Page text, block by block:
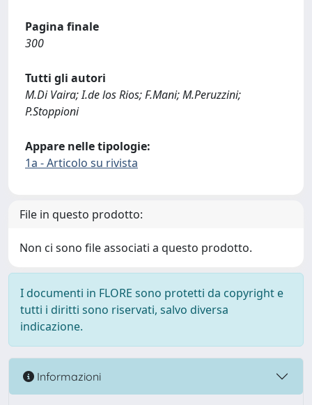
Pagina finale
300
Tutti gli autori
M.Di Vaira; I.de los Rios; F.Mani; M.Peruzzini;
P.Stoppioni
Appare nelle tipologie:
1a - Articolo su rivista
File in questo prodotto:
Non ci sono file associati a questo prodotto.
I documenti in FLORE sono protetti da copyright e
tutti i diritti sono riservati, salvo diversa
indicazione.
Informazioni